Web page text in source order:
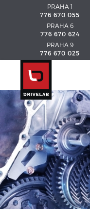
PRAHA 1
776 670 055
PRAHA 6
776 670 624
PRAHA 9
776 670 025